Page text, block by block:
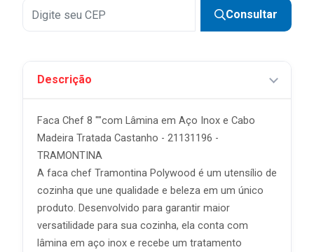
Consultar
Descrição
Faca Chef 8 ""com Lâmina em Aço Inox e Cabo
Madeira Tratada Castanho - 21131196 -
TRAMONTINA
A faca chef Tramontina Polywood é um utensílio de
cozinha que une qualidade e beleza em um único
produto. Desenvolvido para garantir maior
versatilidade para sua cozinha, ela conta com
lâmina em aço inox e recebe um tratamento